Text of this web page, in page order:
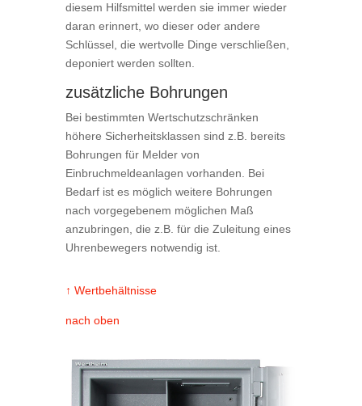
diesem Hilfsmittel werden sie immer wieder
daran erinnert, wo dieser oder andere
Schlüssel, die wertvolle Dinge verschließen,
deponiert werden sollten.
zusätzliche Bohrungen
Bei bestimmten Wertschutzschränken
höhere Sicherheitsklassen sind z.B. bereits
Bohrungen für Melder von
Einbruchmeldeanlagen vorhanden. Bei
Bedarf ist es möglich weitere Bohrungen
nach vorgegebenem möglichen Maß
anzubringen, die z.B. für die Zuleitung eines
Uhrenbewegers notwendig ist.
↑ Wertbehältnisse
nach oben